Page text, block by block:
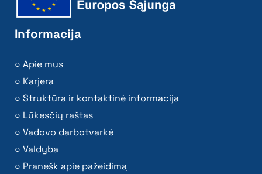
Informacija
Apie mus
Karjera
Struktūra ir kontaktinė informacija
Lūkesčių raštas
Vadovo darbotvarkė
Valdyba
Pranešk apie pažeidimą